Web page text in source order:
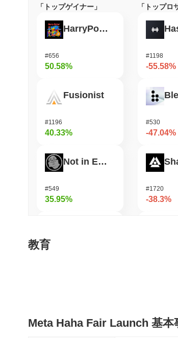
「トップゲイナー」
HarryPotterObamaSonic10Inu (ETH)
#656
50.58%
Fusionist
#1196
40.33%
Not in Employment, Education, or Training
#549
35.95%
#540
「トップロ
#1198
-55.58%
#530
-47.04%
#1720
-38.3%
#525
教育
Meta Haha Fair Launch 基本